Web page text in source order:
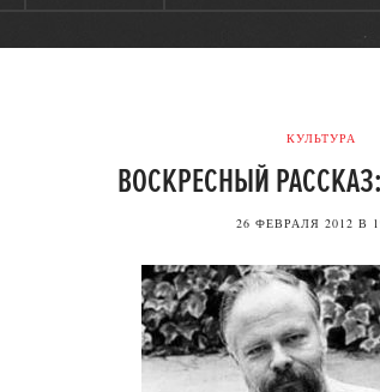
КУЛЬТУРА
ВОСКРЕСНЫЙ
26 ФЕВРАЛЯ 2012 В